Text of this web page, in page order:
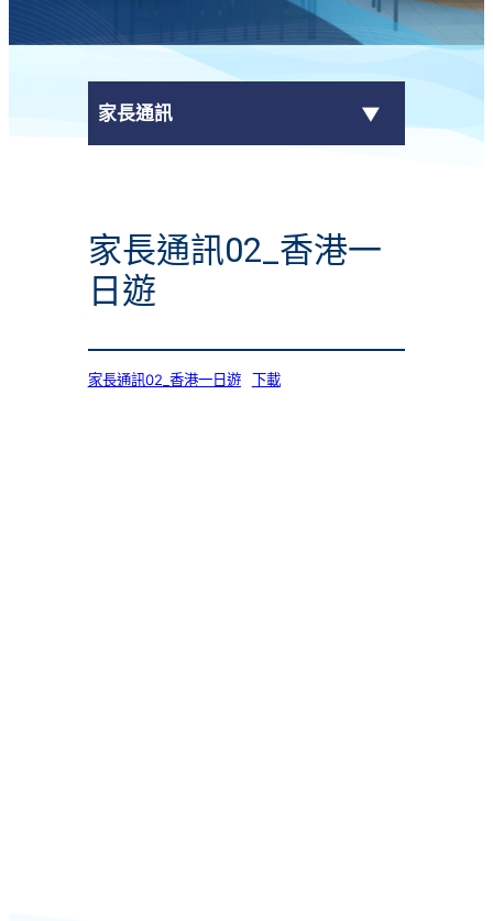
家長通訊
學校通告
家長通訊02_香港一
日遊
家長通訊02_香港一日遊 下載